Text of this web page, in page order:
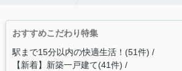
おすすめこだわり特集
駅まで15分以内の快適生活！(51件)
【新着】新築一戸建て(41件)